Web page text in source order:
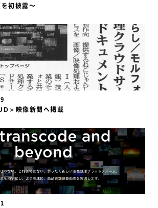
初披露〜
＞映像新聞へ掲載